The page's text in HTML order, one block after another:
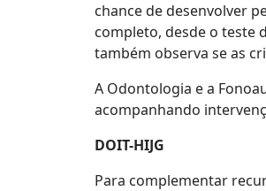
chance de desenvolver
completo, desde o teste
também observa se as
A Odontologia e a
acompanhando
DOIT-HIJG
Para complementar